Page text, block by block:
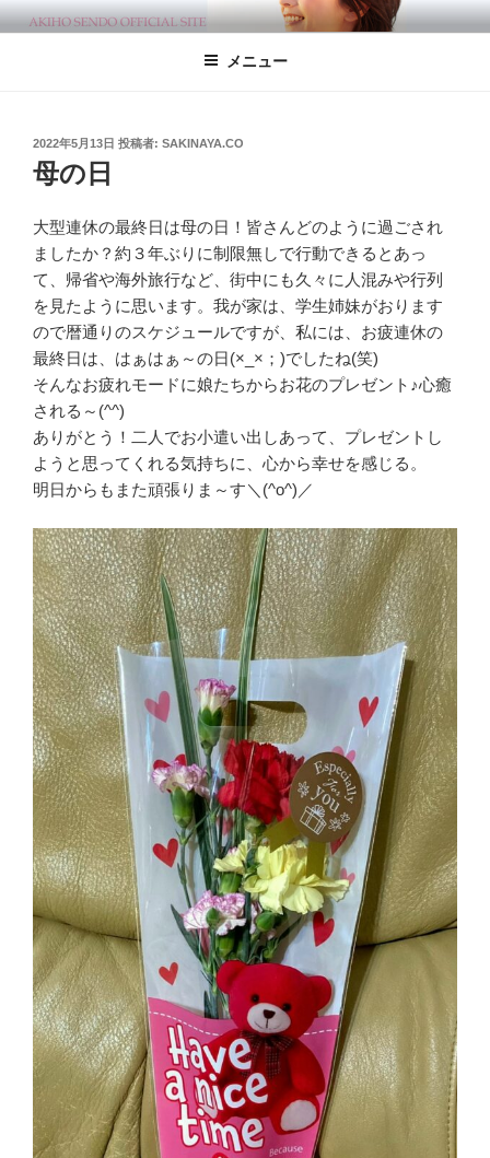
コ
ン
千堂あきほの泣いて暮らすも一生笑っ
て暮らすも一生
AKIHO SENDO/千堂あきほオフィシャルWEBサイト
メニュー
投
稿
日:
2022年5月13日 投稿者: SAKINAYA.CO
母の日
大型連休の最終日は母の日！皆さんどのように過ごされ
ましたか？約３年ぶりに制限無しで行動できるとあっ
て、帰省や海外旅行など、街中にも久々に人混みや行列
を見たように思います。我が家は、学生姉妹がおります
ので暦通りのスケジュールですが、私には、お疲連休の
最終日は、はぁはぁ～の日(×_×；)でしたね(笑)
そんなお疲れモードに娘たちからお花のプレゼント♪心癒
される～(^^)
ありがとう！二人でお小遣い出しあって、プレゼントし
ようと思ってくれる気持ちに、心から幸せを感じる。
明日からもまた頑張りま～す＼(^o^)／